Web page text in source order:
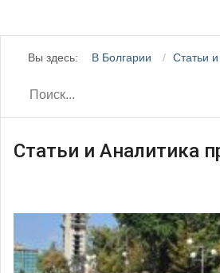
Вы здесь: В Болгарии Статьи
Статьи и Аналитика